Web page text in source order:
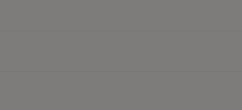
Biotin bidrar till att